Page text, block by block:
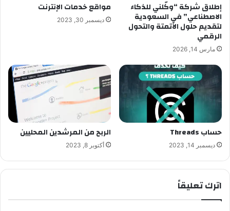
إطلاق شركة “وكّلني للذكاء
الاصطناعي” في السعودية
لتقديم حلول الأتمتة والتحول
الرقمي
مارس 14, 2026
مواقع خدمات الإنترنت
ديسمبر 30, 2023
حساب Threads
ديسمبر 14, 2023
الربح من المرشدين المحليين
أكتوبر 8, 2023
اترك تعليقاً